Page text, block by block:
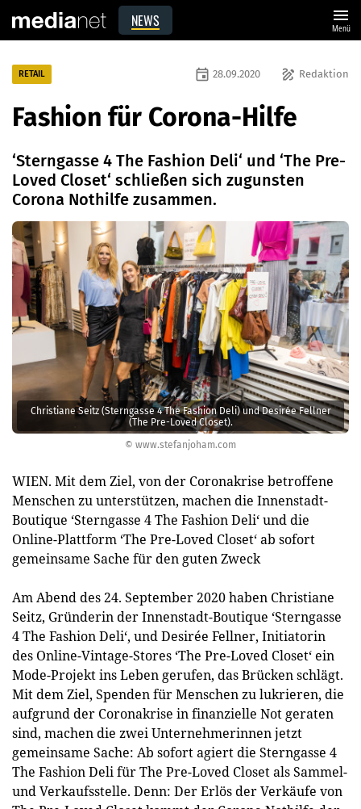
NEWS menu
Menü
© www.stefanjoham.com
Christiane Seitz (Sterngasse 4 The Fashion Deli) und Desirée Fellner
(The Pre-Loved Closet).
RETAIL draw Redaktion
event 28.09.2020
Fashion für Corona-Hilfe
‘Sterngasse 4 The Fashion Deli‘ und ‘The Pre-
Loved Closet‘ schließen sich zugunsten
Corona Nothilfe zusammen.
WIEN. Mit dem Ziel, von der Coronakrise betroffene
Menschen zu unterstützen, machen die Innenstadt-
Boutique ‘Sterngasse 4 The Fashion Deli‘ und die
Online-Plattform ‘The Pre-Loved Closet‘ ab sofort
gemeinsame Sache für den guten Zweck
Am Abend des 24. September 2020 haben Christiane
Seitz, Gründerin der Innenstadt-Boutique ‘Sterngasse
4 The Fashion Deli‘, und Desirée Fellner, Initiatorin
des Online-Vintage-Stores ‘The Pre-Loved Closet‘ ein
Mode-Projekt ins Leben gerufen, das Brücken schlägt.
Mit dem Ziel, Spenden für Menschen zu lukrieren, die
aufgrund der Coronakrise in finanzielle Not geraten
sind, machen die zwei Unternehmerinnen jetzt
gemeinsame Sache: Ab sofort agiert die Sterngasse 4
The Fashion Deli für The Pre-Loved Closet als Sammel-
und Verkaufsstelle. Denn: Der Erlös der Verkäufe von